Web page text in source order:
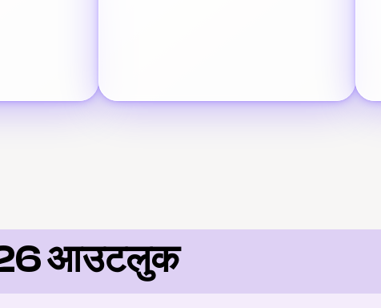
आउटलुक